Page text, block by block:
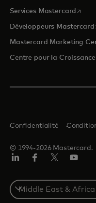
Services Mastercard
Développeurs Mastercard
Mastercard Marketing
Centre pour la Croissance
© 1994-2026 Mastercard.
Confidentialité
Select
a
country